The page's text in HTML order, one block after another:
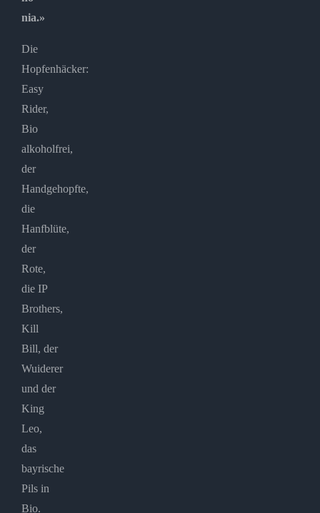
nia.»
Die
Hopfenhäcker:
Easy
Rider,
Bio
alkoholfrei,
der
Handgehopfte,
die
Hanfblüte,
der
Rote,
die IP
Brothers,
Kill
Bill, der
Wuiderer
und der
King
Leo,
das
bayrische
Pils in
Bio.